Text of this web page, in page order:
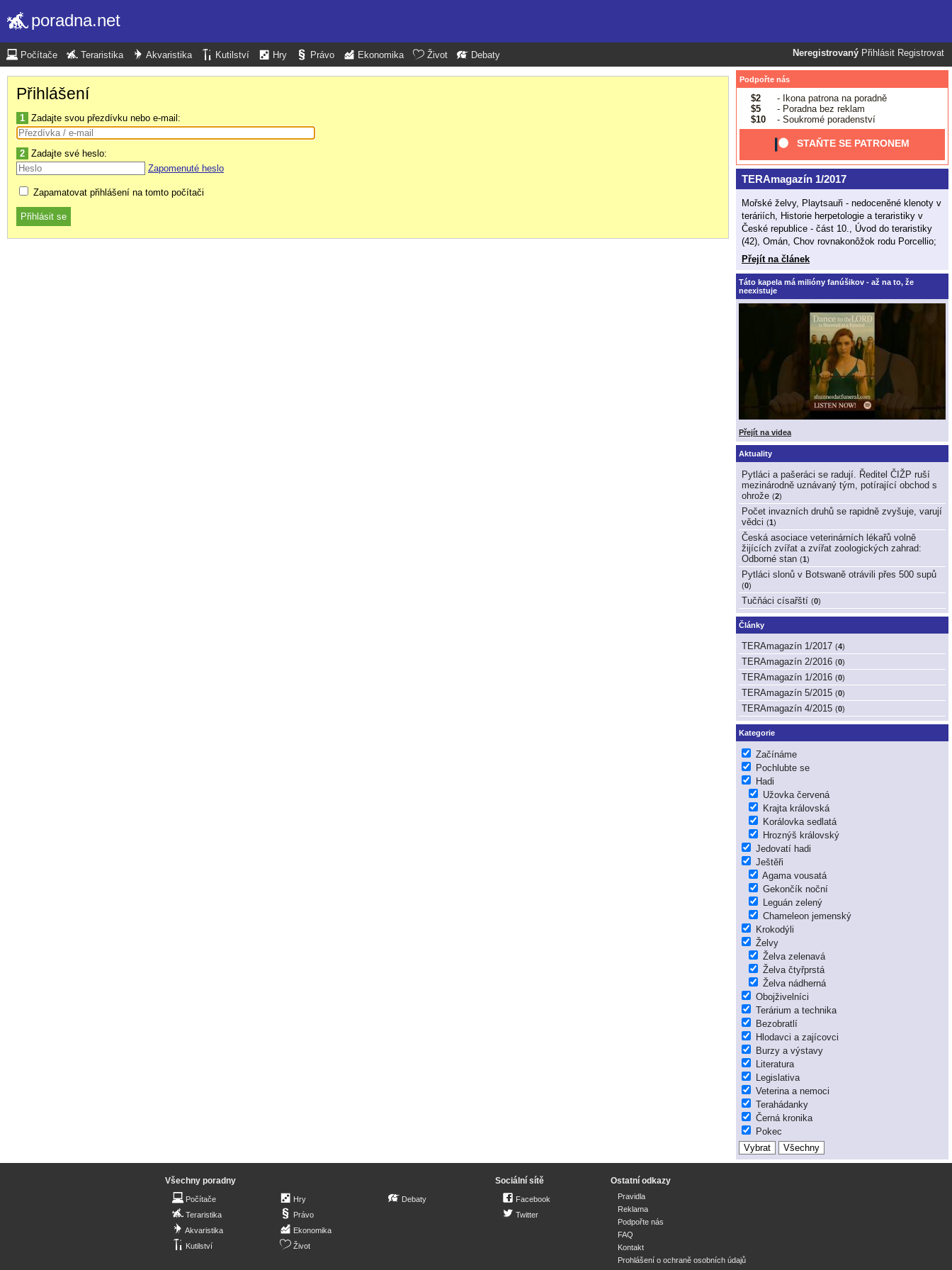
poradna.net
Neregistrovaný Přihlásit Registrovat
Počítače Teraristika Akvaristika Kutilství Hry Právo Ekonomika Život Debaty
Přihlášení
1 Zadajte svou přezdívku nebo e-mail:
2 Zadajte své heslo:
Zapomenuté heslo
Zapamatovat přihlášení na tomto počítači
Podpořte nás
$2
- Ikona patrona na poradně
$5
- Poradna bez reklam
$10
- Soukromé poradenství
STAŇTE SE PATRONEM
TERAmagazín 1/2017
Mořské želvy, Playtsauři - nedoceněné klenoty v
teráriích, Historie herpetologie a teraristiky v
České republice - část 10., Úvod do teraristiky
(42), Omán, Chov rovnakonôžok rodu Porcellio;
Přejít na článek
Táto kapela má milióny fanúšikov - až na to, že
neexistuje
Přejít na videa
Aktuality
Pytláci a pašeráci se radují. Ředitel ČIŽP ruší
mezinárodně uznávaný tým, potírající obchod s
ohrože (2)
Počet invazních druhů se rapidně zvyšuje, varují
vědci (1)
Česká asociace veterinárních lékařů volně
žijících zvířat a zvířat zoologických zahrad:
Odborné stan (1)
Pytláci slonů v Botswaně otrávili přes 500 supů
(0)
Tučňáci císařští (0)
Články
TERAmagazín 1/2017 (4)
TERAmagazín 2/2016 (0)
TERAmagazín 1/2016 (0)
TERAmagazín 5/2015 (0)
TERAmagazín 4/2015 (0)
Kategorie
Začínáme
Pochlubte se
Hadi
Užovka červená
Krajta královská
Korálovka sedlatá
Hroznýš královský
Jedovatí hadi
Ještěři
Agama vousatá
Gekončík noční
Leguán zelený
Chameleon jemenský
Krokodýli
Želvy
Želva zelenavá
Želva čtyřprstá
Želva nádherná
Obojživelníci
Terárium a technika
Bezobratlí
Hlodavci a zajícovci
Burzy a výstavy
Literatura
Legislativa
Veterina a nemoci
Terahádanky
Černá kronika
Pokec
Všechny poradny
Počítače
Teraristika
Akvaristika
Kutilství
Hry
Právo
Ekonomika
Život
Debaty
Sociální sítě
Facebook
Twitter
Ostatní odkazy
Pravidla
Reklama
Podpořte nás
FAQ
Kontakt
Prohlášení o ochraně osobních údajů